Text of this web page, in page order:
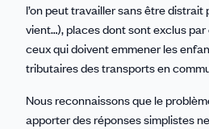
l’on peut travailler sans être
vient…), places dont sont exclus
ceux qui doivent emmener les
tributaires des transports en
Nous reconnaissons que le
apporter des réponses simplistes